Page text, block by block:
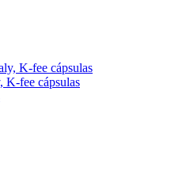
K-fee cápsulas